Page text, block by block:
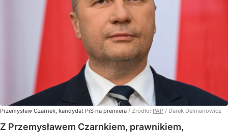
Przemysław Czarnek, kandydat PiS na premiera / Źródło: PAP / Darek Delmanowicz
Z Przemysławem Czarnkiem, prawnikiem,